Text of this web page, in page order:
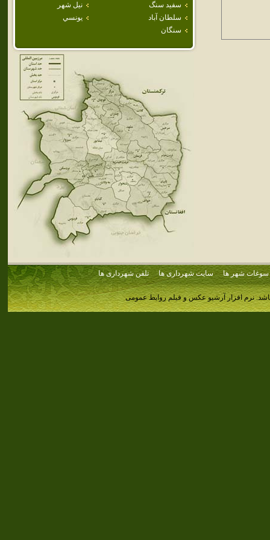
سفيد سنگ
نيل شهر
سلطان آباد
يونسي
سنگان
سوغات شهر ها سایت شهرداری ها تلفن شهرداری ها
نرم افزار آرشیو عکس و فیلم روابط عمومی